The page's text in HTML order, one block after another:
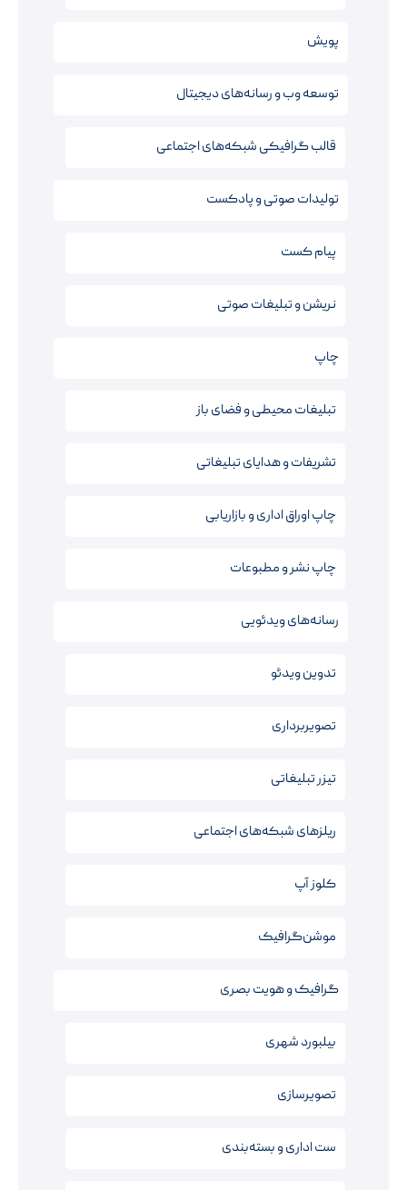
پویش
توسعه وب و رسانه‌های دیجیتال
قالب‌ گرافیکی شبکه‌های اجتماعی
تولیدات صوتی و پادکست
پیام کست
نریشن‌ و تبلیغات صوتی
چاپ
تبلیغات محیطی و فضای باز
تشریفات و هدایای تبلیغاتی
چاپ اوراق اداری و بازاریابی
چاپ نشر و مطبوعات
رسانه‌های ویدئویی
تدوین ویدئو
تصویربرداری
تیزر تبلیغاتی
ریلزهای شبکه‌های اجتماعی
کلوز آپ
موشن‌گرافیک
گرافیک و هویت بصری
بیلبورد شهری
تصویرسازی
ست اداری و بسته‌بندی